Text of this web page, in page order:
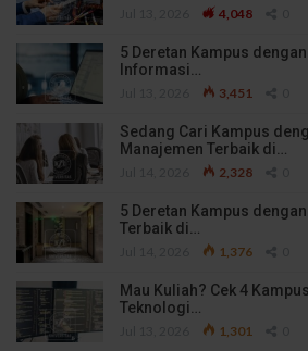
4,048
5 Deretan Kampus
Informasi…
3,451
Sedang Cari Kampus
Manajemen Terbaik di…
2,328
5 Deretan Kampus
Terbaik di…
1,376
Mau Kuliah? Cek 4
Teknologi…
1,301